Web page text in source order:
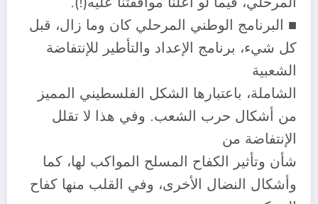
■ البرنامج الوطني المرحلي كان وما زال، قبل
كل شيء، برنامج الإعداد والتأطير للإنتفاضة
الشعبية
الشاملة، باعتبارها الشكل الفلسطيني المميز
من أشكال حرب الشعب. وفي هذا لا تقلل
الإنتفاضة من
شأن وتأثير الكفاح المسلح المواكب لها، كما
وأشكال النضال الأخرى، وفي القلب منها كفاح